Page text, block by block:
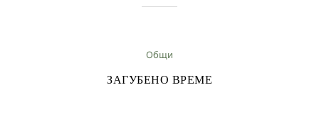
Общи
ЗАГУБЕНО ВРЕМЕ